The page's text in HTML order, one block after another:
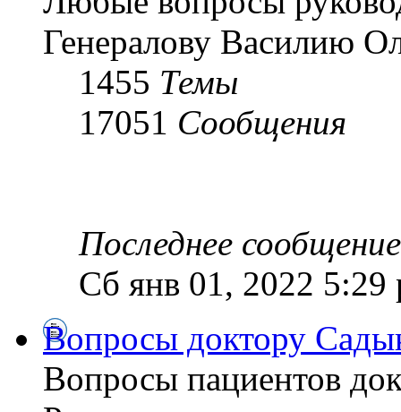
Генералову Василию
1455 Темы
17051 Сообщения
Последнее сообщение
Сб янв 01, 2022 5:29
Вопросы доктору
Вопросы пациентов